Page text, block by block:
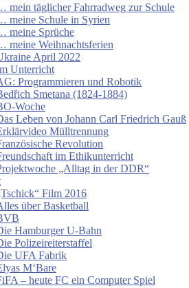
mein täglicher Fahrradweg zur Schule
meine Schule in Syrien
meine Sprüche
meine Weihnachtsferien
April 2022
Unterricht
Programmieren und Robotik
Smetana (1824-1884)
Woche
Leben von Johann Carl Friedrich Gauß
Mülltrennung
Revolution
im Ethikunterricht
„Alltag in der DDR“
Film 2016
über Basketball
Hamburger U-Bahn
Polizeireiterstaffel
UFA Fabrik
M‘Bare
– heute FC ein Computer Spiel